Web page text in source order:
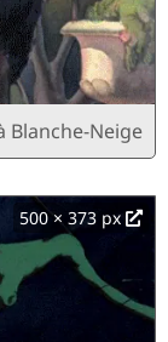
Blanche-Neige
500 × 373 px